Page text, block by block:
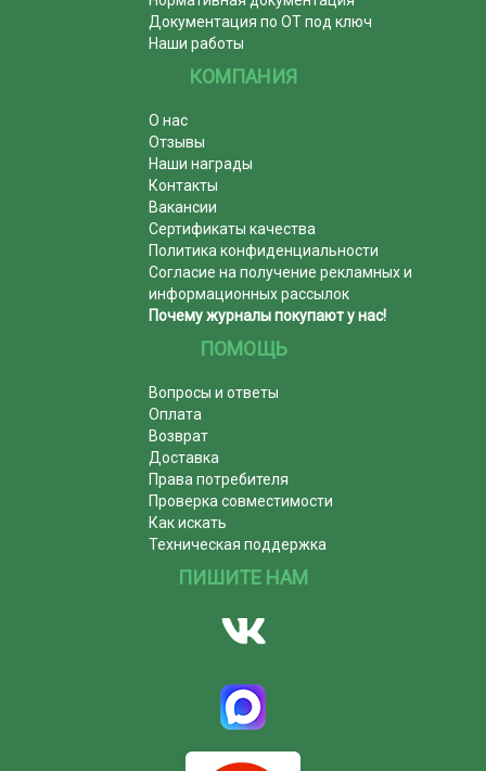
Документация по ОТ под ключ
Наши работы
КОМПАНИЯ
О нас
Отзывы
Наши награды
Контакты
Вакансии
Сертификаты качества
Политика конфиденциальности
Согласие на получение рекламных и
информационных рассылок
Почему журналы покупают у нас!
ПОМОЩЬ
Вопросы и ответы
Оплата
Возврат
Доставка
Права потребителя
Проверка совместимости
Как искать
Техническая поддержка
ПИШИТЕ НАМ